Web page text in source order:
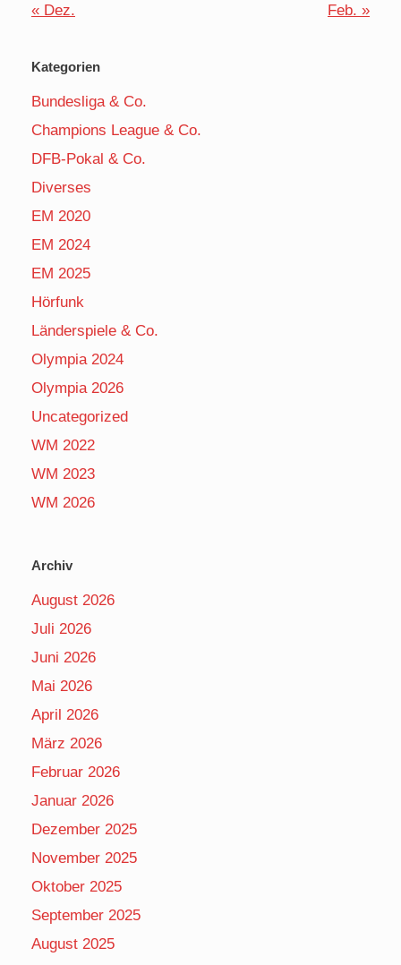
« Dez.
Feb. »
Kategorien
Bundesliga & Co.
Champions League & Co.
DFB-Pokal & Co.
Diverses
EM 2020
EM 2024
EM 2025
Hörfunk
Länderspiele & Co.
Olympia 2024
Olympia 2026
Uncategorized
WM 2022
WM 2023
WM 2026
Archiv
August 2026
Juli 2026
Juni 2026
Mai 2026
April 2026
März 2026
Februar 2026
Januar 2026
Dezember 2025
November 2025
Oktober 2025
September 2025
August 2025